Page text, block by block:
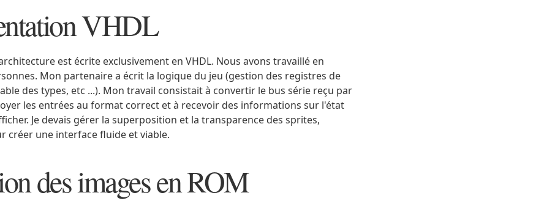
VHDL
est écrite exclusivement en VHDL. Nous avons travaillé en
Mon partenaire a écrit la logique du jeu (gestion des registres de
des types, etc ...). Mon travail consistait à convertir le bus série reçu par
les entrées au format correct et à recevoir des informations sur l'état
Je devais gérer la superposition et la transparence des sprites,
créer une interface fluide et viable.
des images en ROM